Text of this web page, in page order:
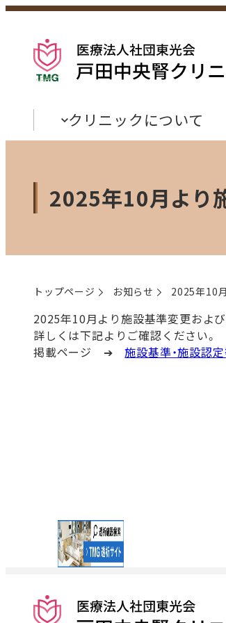
メ
クリニックについて
2025年10月より
トップページ お知らせ 2025年10
2025年10月より施設基準変更およ
詳しくは下記よりご確認ください。
掲載ページ ➔施設基準・施設認